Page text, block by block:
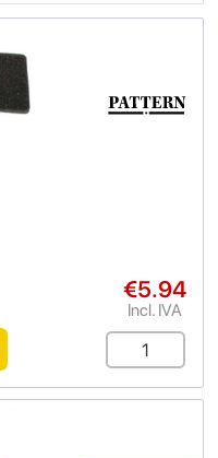
€5.94
Incl. IVA